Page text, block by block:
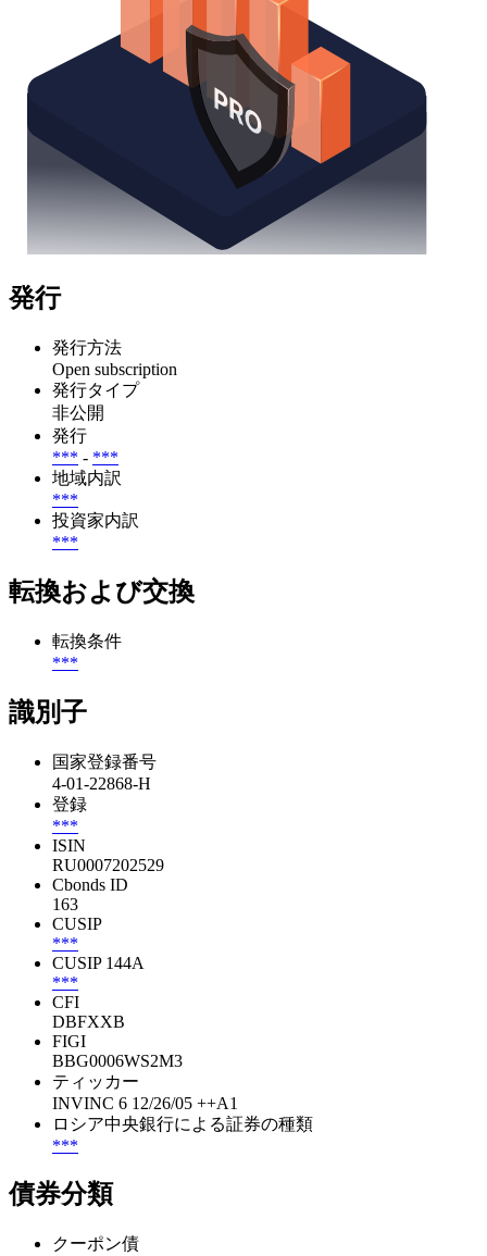
発行
発行方法
Open subscription
発行タイプ
非公開
発行
*** - ***
地域内訳
***
投資家内訳
***
転換および交換
転換条件
***
識別子
国家登録番号
4-01-22868-H
登録
***
ISIN
RU0007202529
Cbonds ID
163
CUSIP
***
CUSIP 144A
***
CFI
DBFXXB
FIGI
BBG0006WS2M3
ティッカー
INVINC 6 12/26/05 ++A1
ロシア中央銀行による証券の種類
***
債券分類
クーポン債